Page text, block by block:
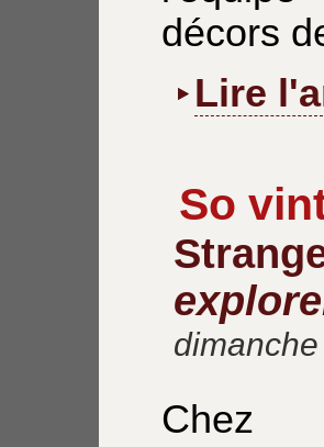
décors
Lire
So
Chez